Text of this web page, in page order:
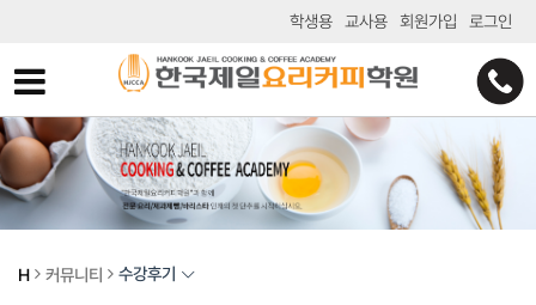
학생용 교사용 회원가입 로그인
H 커뮤니티 수강후기